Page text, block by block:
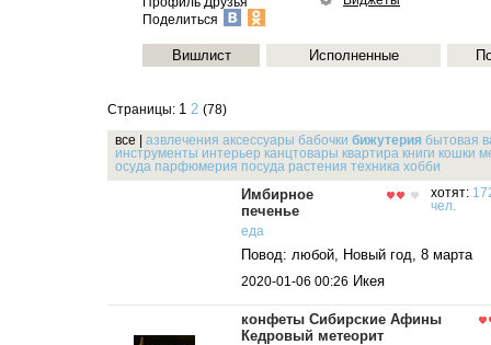
Поделиться
Вишлист Исполненные
Страницы: 1 2 (78)
все азвлечения аксессуары бабочки бижутерия бытовая
инструменты интерьер канцтовары квартира книги кошки
осуда парфюмерия посуда растения техника хобби
Имбирное
печенье
хотят:
чел.
еда
Повод: любой, Новый год, 8 марта
2020-01-06 00:26 Икея
конфеты Сибирские Афины
Кедровый метеорит